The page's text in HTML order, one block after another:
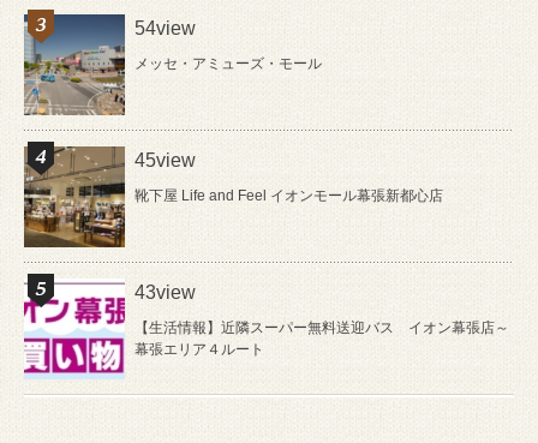
54view
メッセ・アミューズ・モール
45view
靴下屋 Life and Feel イオンモール幕張新都心店
43view
【生活情報】近隣スーパー無料送迎バス イオン幕張店～
幕張エリア４ルート